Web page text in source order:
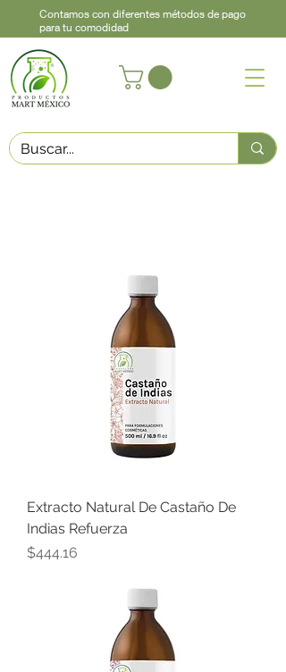
Contamos con diferentes métodos de pago
para tu comodidad
Contacto
Extracto Natural De Castaño De
Indias Refuerza
Precio
$444.16